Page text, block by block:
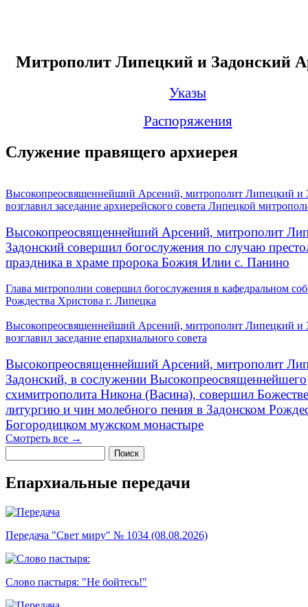
Митрополит Липецкий и Задонский
Указы
Распоряжения
Служение правящего архиерея
Высокопреосвященнейший Арсений, митрополит Липецкий и
возглавил заседание архиерейского совета Липецкой
Высокопреосвященнейший Арсений, митрополит
Задонский совершил богослужения по случаю
праздника в храме пророка Божия Илии с. Панино
Глава митрополии совершил богослужения в кафедральном
Рождества Христова г. Липецка
Высокопреосвященнейший Арсений, митрополит Липецкий и
возглавил заседание епархиального совета
Высокопреосвященнейший Арсений, митрополит
Задонский, в сослужении Высокопреосвященнейшего
схимитрополита Никона (Васина), совершил
литургию и чин молебного пения в Задонском
Богородицком мужском монастыре
Смотреть все →
Поиск
Епархиальные передачи
Передача "Свет миру" № 1034 (08.08.2026)
Слово пастыря: "Не бойтесь!"